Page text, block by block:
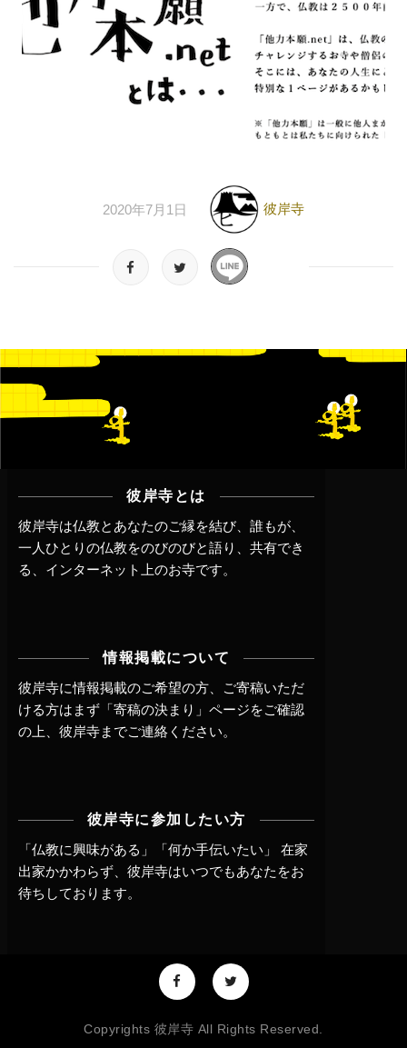
2020年7月1日 彼岸寺
彼岸寺とは
彼岸寺は仏教とあなたのご縁を結び、誰もが、
一人ひとりの仏教をのびのびと語り、共有でき
る、インターネット上のお寺です。
情報掲載について
彼岸寺に情報掲載のご希望の方、ご寄稿いただ
ける方はまず 「寄稿の決まり」ページをご確認
の上、 彼岸寺までご連絡 ください。
彼岸寺に参加したい方
「仏教に興味がある」「何か手伝いたい」 在家
出家かかわらず、 彼岸寺はいつでもあなたをお
待ちしております。
Copyrights 彼岸寺 All Rights Reserved.